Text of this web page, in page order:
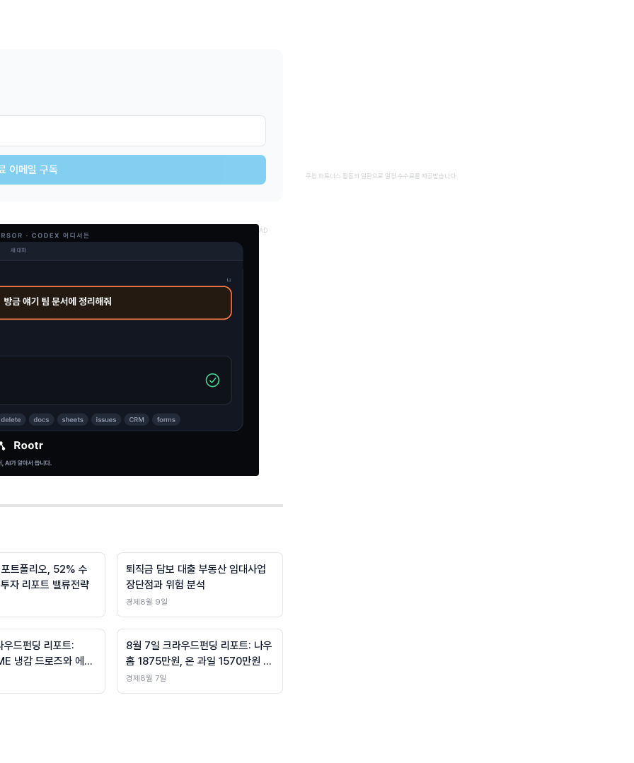
이메일 구독
AD
트폴리오, 52% 수
자 리포트 밸류전략
퇴직금 담보 대출 부동산 임대사업
장단점과 위험 분석
경제8월 9일
드펀딩 리포트:
냉감 드로즈와 에스
중
8월 7일 크라우드펀딩 리포트: 나우
홈 1875만원, 온 과일 1570만원 돌
파
경제8월 7일
쿠팡 파트너스 활동의 일환으로 일정 수수료를 제공받습니다